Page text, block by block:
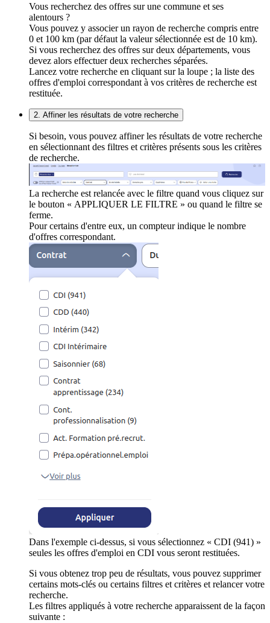
Vous recherchez des offres sur une commune et ses
alentours ?
Vous pouvez y associer un rayon de recherche compris entre
0 et 100 km (par défaut la valeur sélectionnée est de 10 km).
Si vous recherchez des offres sur deux départements, vous
devez alors effectuer deux recherches séparées.
Lancez votre recherche en cliquant sur la loupe ; la liste des
offres d'emploi correspondant à vos critères de recherche est
restituée.
2. Affiner les résultats de votre recherche
Si besoin, vous pouvez affiner les résultats de votre recherche
en sélectionnant des filtres et critères présents sous les critères
de recherche.
La recherche est relancée avec le filtre quand vous cliquez sur
le bouton « APPLIQUER LE FILTRE » ou quand le filtre se
ferme.
Pour certains d'entre eux, un compteur indique le nombre
d'offres correspondant.
Dans l'exemple ci-dessus, si vous sélectionnez « CDI (941) »
seules les offres d'emploi en CDI vous seront restituées.
Si vous obtenez trop peu de résultats, vous pouvez supprimer
certains mots-clés ou certains filtres et critères et relancer votre
recherche.
Les filtres appliqués à votre recherche apparaissent de la façon
suivante :